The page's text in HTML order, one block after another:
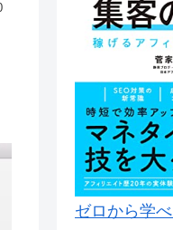
ゼロから学